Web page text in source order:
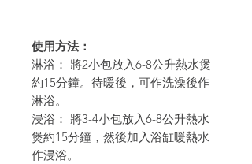
使用方法：
淋浴： 將2小包放入6-8公升熱水煲
約15分鐘。待暖後，可作洗澡後作
淋浴。
浸浴： 將3-4小包放入6-8公升熱水
煲約15分鐘，然後加入浴缸暖熱水
作浸浴。